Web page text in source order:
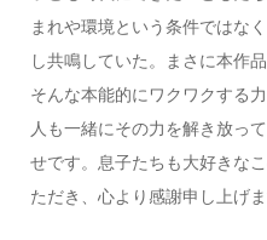
まれや環境という条件ではな
し共鳴していた。まさに本作
そんな本能的にワクワクする
人も一緒にその力を解き放っ
せです。息子たちも大好きな
ただき、心より感謝申し上げま